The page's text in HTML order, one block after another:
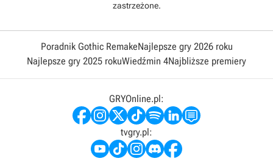
zastrzeżone.
Poradnik Gothic RemakeNajlepsze gry 2026 roku
Najlepsze gry 2025 rokuWiedźmin 4Najbliższe premiery
GRYOnline.pl:
tvgry.pl: